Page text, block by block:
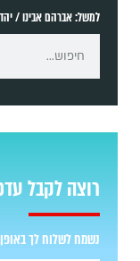
למשל: אברהם אבינו /
רוצה לקבל
נשמח לשלוח לך